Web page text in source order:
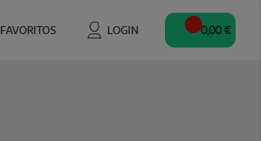
FAVORITOS LOGIN 0,00 €